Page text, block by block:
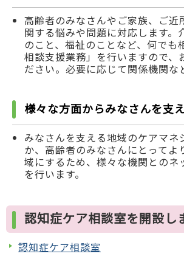
高齢者のみなさんやご家族、ご近
関する悩みや問題に対応します。
のこと、福祉のことなど、何でも
相談支援業務」を行いますので、
ださい。必要に応じて関係機関な
様々な方面からみなさんを支
みなさんを支える地域のケアマネ
か、高齢者のみなさんにとってよ
域にするため、様々な機関とのネ
を行います。
認知症ケア相談室を開設し
認知症ケア相談室